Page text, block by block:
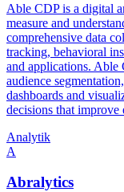
Able CDP is a digital
measure and
comprehensive data
tracking, behavioral
and applications. Able
audience
dashboards and
decisions that improve
Analytik
A
Abralytics